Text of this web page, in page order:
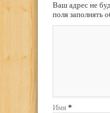
Ваш адрес не
поля заполнять
Имя *